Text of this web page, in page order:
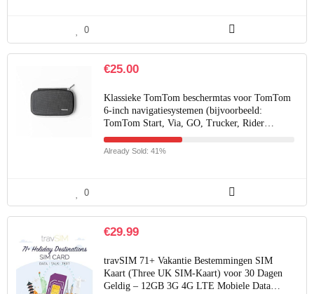
0
€25.00
Klassieke TomTom beschermtas voor TomTom
6-inch navigatiesystemen (bijvoorbeeld:
TomTom Start, Via, GO, Trucker, Rider…
Already Sold: 41%
0
€29.99
travSIM 71+ Vakantie Bestemmingen SIM
Kaart (Three UK SIM-Kaart) voor 30 Dagen
Geldig – 12GB 3G 4G LTE Mobiele Data…